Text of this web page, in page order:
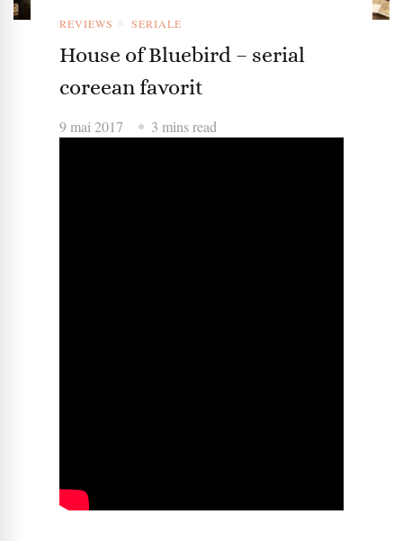
REVIEWS SERIALE
House of Bluebird – serial
coreean favorit
9 mai 2017 3 mins read